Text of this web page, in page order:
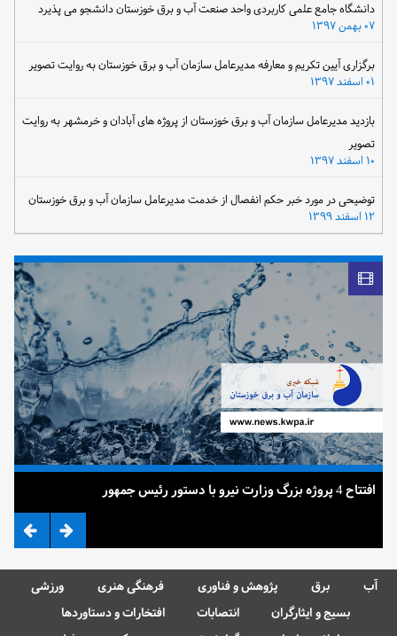
دانشگاه جامع علمی کاربردی واحد صنعت آب و برق خوزستان دانشجو می پذیرد
۰۷ بهمن ۱۳۹۷
برگزاری آیین تکریم و معارفه مدیرعامل سازمان آب و برق خوزستان به روایت تصویر
بازدید مدیرعامل سازمان آب و برق خوزستان از پروژه های آبادان و خرمشهر به روایت
تصویر
توضیحی در مورد خبر حکم انفصال از خدمت مدیرعامل سازمان آب و برق خوزستان
۱۲ اسفند ۱۳۹۹
افتتاح 4 پروژه بزرگ وزارت نیرو با دستور رئیس جمهور
آب برق پژوهش و فناوری فرهنگی هنری
ورزشی
بسیج و ایثارگران
انتصابات
افتخارات و دستاوردها